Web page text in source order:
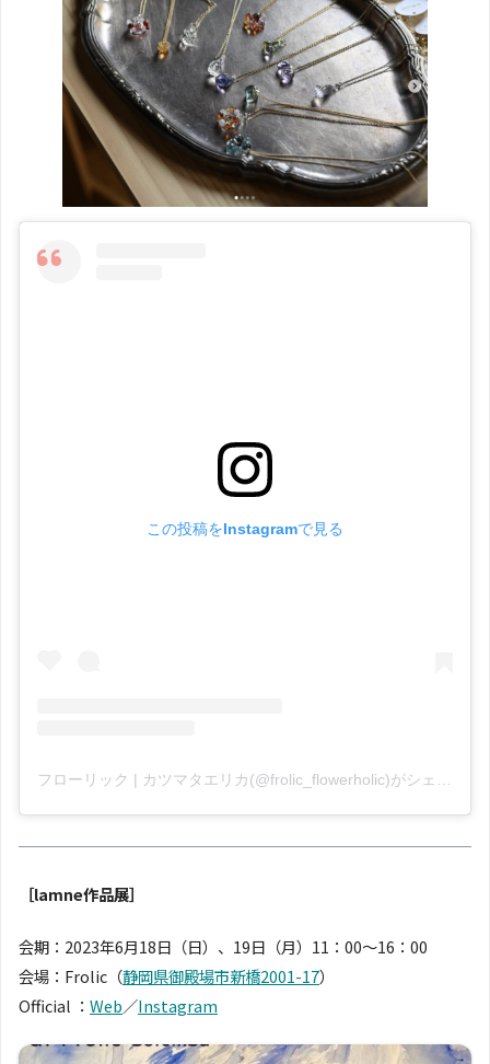
この投稿をInstagramで見る
フローリック | カツマタエリカ(@frolic_flowerholic)がシェアした投稿
［lamne作品展］
会期：2023年6月18日（日）、19日（月）11：00〜16：00
会場：Frolic（静岡県御殿場市新橋2001-17）
Official ： Web／Instagram